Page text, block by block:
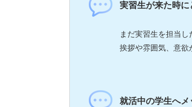
実習生が来た時に
まだ実習生を担当し
挨拶や雰囲気、意欲
就活中の学生へメ